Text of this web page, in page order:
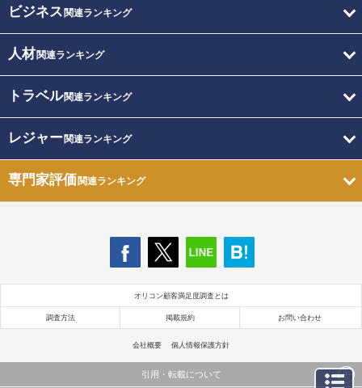
ビジネス 関連ランキング
人材関連ランキング
トラベル関連ランキング
レジャー関連ランキング
専門家評価関連ランキング
オリコン顧客満足度調査とは
調査方法 掲載規約 お問い合わせ
会社概要 個人情報保護方針
引用・転載について